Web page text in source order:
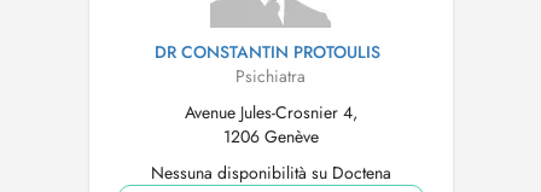
DR CONSTANTIN PROTOULIS
Psichiatra
Avenue Jules-Crosnier 4,
1206 Genève
Nessuna disponibilità su Doctena